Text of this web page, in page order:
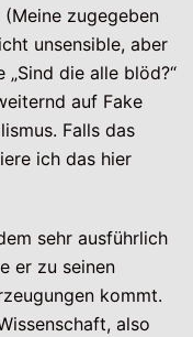
zugegeben
unsensible, aber
die alle blöd?“
auf Fake
Falls das
ich das hier
sehr ausführlich
er zu seinen
kommt.
also